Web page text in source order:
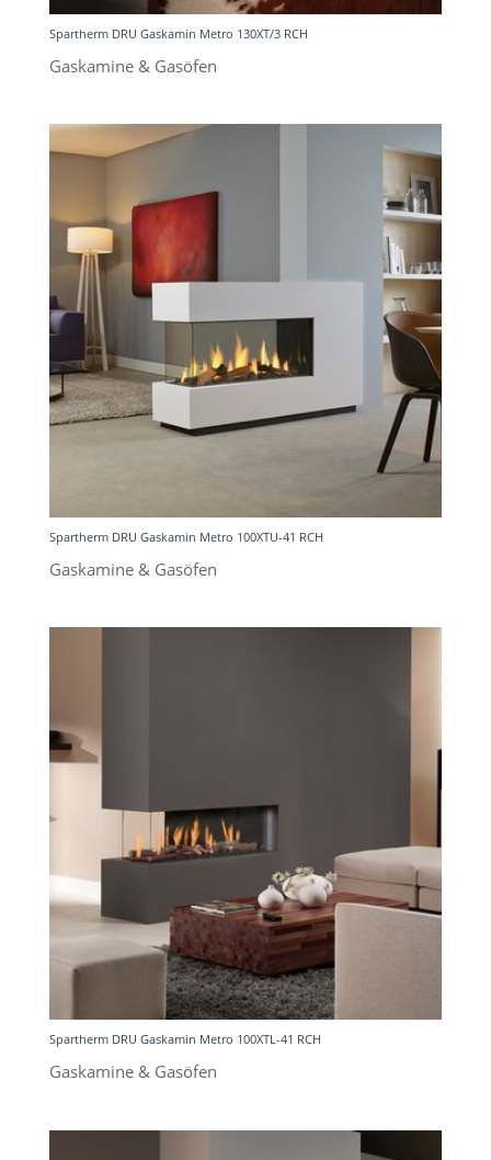
Spartherm DRU Gaskamin Metro 130XT/3 RCH
Gaskamine & Gasöfen
Spartherm DRU Gaskamin Metro 100XTU-41 RCH
Gaskamine & Gasöfen
Spartherm DRU Gaskamin Metro 100XTL-41 RCH
Gaskamine & Gasöfen